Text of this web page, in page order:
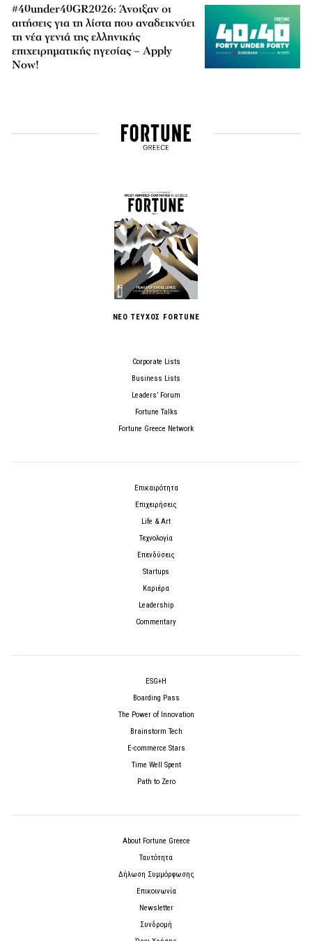
#40under40GR2026: Άνοιξαν οι
αιτήσεις για τη λίστα που αναδεικνύει
τη νέα γενιά της ελληνικής
επιχειρηματικής ηγεσίας – Apply
Now!
ΝΕΟ ΤΕΥΧΟΣ FORTUNE
Corporate Lists
Business Lists
Leaders’ Forum
Fortune Talks
Fortune Greece Network
Επικαιρότητα
Επιχειρήσεις
Life & Art
Τεχνολογία
Επενδύσεις
Startups
Καριέρα
Leadership
Commentary
ESG+H
Boarding Pass
The Power of Innovation
Brainstorm Tech
E-commerce Stars
Time Well Spent
Path to Zero
About Fortune Greece
Ταυτότητα
Δήλωση Συμμόρφωσης
Επικοινωνία
Newsletter
Συνδρομή